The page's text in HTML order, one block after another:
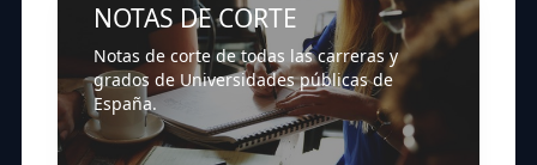
NOTAS DE CORTE
Notas de corte de todas las carreras y
grados de Universidades públicas de
España.